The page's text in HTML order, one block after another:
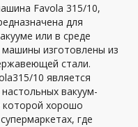
Favola 315/10,
для
или в среде
машины изготовлены из
стали.
10 является
вакуум-
хорошо
где